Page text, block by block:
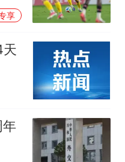
享
天